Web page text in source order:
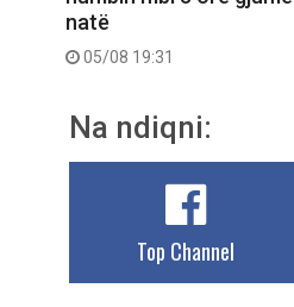
natë
05/08 19:31
Na ndiqni:
Top Channel